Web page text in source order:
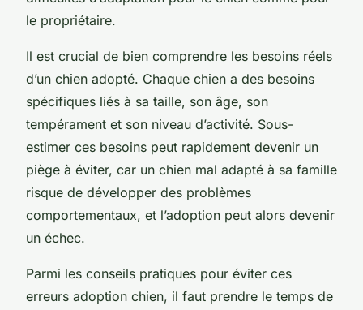
le propriétaire.
Il est crucial de bien comprendre les besoins réels
d’un chien adopté. Chaque chien a des besoins
spécifiques liés à sa taille, son âge, son
tempérament et son niveau d’activité. Sous-
estimer ces besoins peut rapidement devenir un
piège à éviter, car un chien mal adapté à sa famille
risque de développer des problèmes
comportementaux, et l’adoption peut alors devenir
un échec.
Parmi les conseils pratiques pour éviter ces
erreurs adoption chien, il faut prendre le temps de